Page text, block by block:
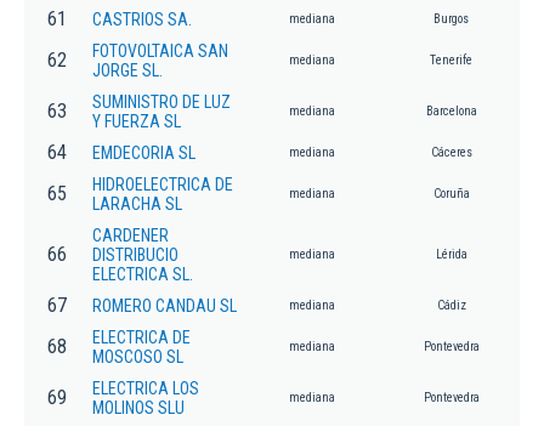
61 CASTRIOS SA. mediana Burgos
62
FOTOVOLTAICA SAN
JORGE SL.
mediana Tenerife
63
SUMINISTRO DE LUZ
Y FUERZA SL
mediana Barcelona
64 EMDECORIA SL mediana Cáceres
65
HIDROELECTRICA DE
LARACHA SL
mediana Coruña
66
CARDENER
DISTRIBUCIO
ELECTRICA SL.
mediana Lérida
67 ROMERO CANDAU SL mediana Cádiz
68
ELECTRICA DE
MOSCOSO SL
mediana Pontevedra
69
ELECTRICA LOS
MOLINOS SLU
mediana Pontevedra